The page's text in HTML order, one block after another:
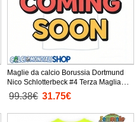
Maglie da calcio Borussia Dortmund
Nico Schlotterbeck #4 Terza Maglia
Femminile 2025-26 Manica Corta
99.38€ 31.75€